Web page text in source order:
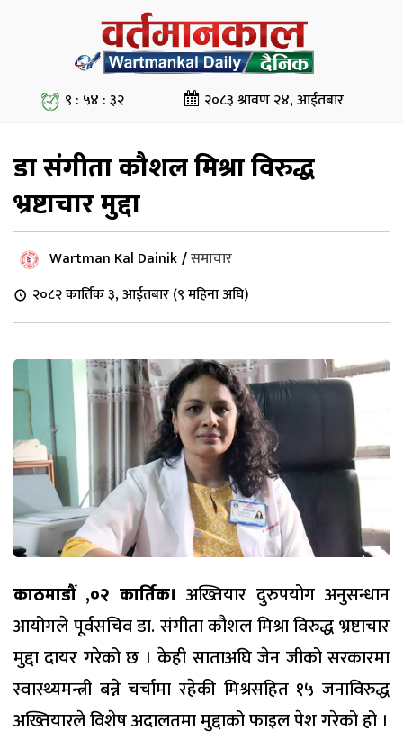
९ : ५४ : ३३ २०८३ श्रावण २४, आईतबार
डा संगीता कौशल मिश्रा विरुद्ध
भ्रष्टाचार मुद्दा
Wartman Kal Dainik/समाचार
२०८२ कार्तिक ३, आईतबार (९ महिना अघि)
काठमाडौं ,०२ कार्तिक। अख्तियार दुरुपयोग अनुसन्धान
आयोगले पूर्वसचिव डा. संगीता कौशल मिश्रा विरुद्ध भ्रष्टाचार
मुद्दा दायर गरेको छ । केही साताअघि जेन जीको सरकारमा
स्वास्थ्यमन्त्री बन्ने चर्चामा रहेकी मिश्रसहित १५ जनाविरुद्ध
अख्तियारले विशेष अदालतमा मुद्दाको फाइल पेश गरेको हो ।